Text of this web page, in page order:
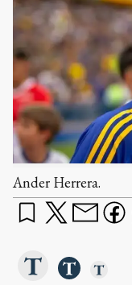
Ander Herrera.